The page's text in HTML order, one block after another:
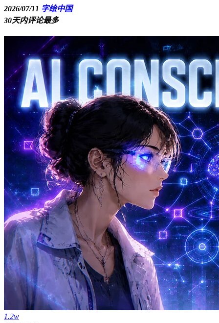
2026/07/11 字绘中国
30天内评论最多
1.2w